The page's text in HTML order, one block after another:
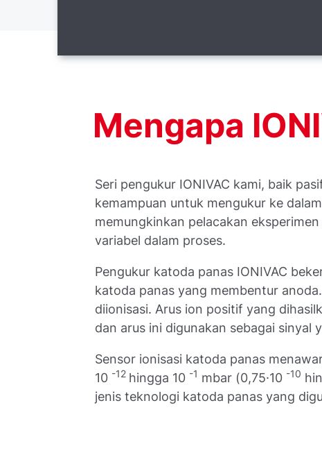
Mengapa
Seri pengukur IONIVAC kami, baik
kemampuan untuk mengukur ke
memungkinkan pelacakan
variabel dalam proses.
Pengukur katoda panas IONIVAC
katoda panas yang membentur
diionisasi. Arus ion positif yang
dan arus ini digunakan sebagai
Sensor ionisasi katoda panas
10 -12 hingga 10 -1 mbar (0,75·10 -10
jenis teknologi katoda panas yang